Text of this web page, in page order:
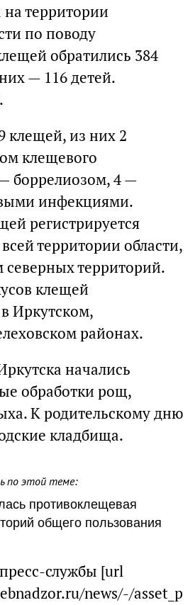
на территории
по поводу
обратились 384
— 116 детей.
клещей, из них 2
клещевого
боррелиозом, 4 —
инфекциями.
регистрируется
территории области,
территорий.
клещей
Иркутском,
районах.
начались
обработки рощ,
К родительскому дню
кладбища.
по этой теме:
противоклещевая
общего пользования
службы [url
news/-/asset_p